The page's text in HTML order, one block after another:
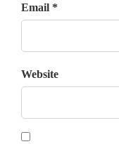
Email *
Website